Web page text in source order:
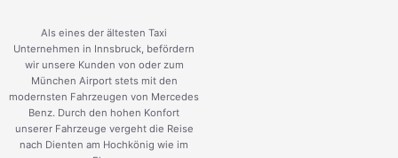
Als eines der ältesten Taxi
Unternehmen in Innsbruck, befördern
wir unsere Kunden von oder zum
München Airport stets mit den
modernsten Fahrzeugen von Mercedes
Benz. Durch den hohen Konfort
unserer Fahrzeuge vergeht die Reise
nach Dienten am Hochkönig wie im